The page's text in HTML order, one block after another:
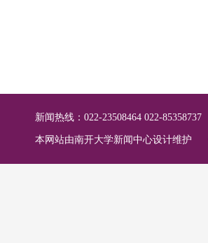
新闻热线：022-23508464 022-85358737
本网站由南开大学新闻中心设计维护